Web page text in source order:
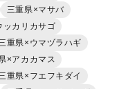
三重県×マサバ
ッカリカサゴ
重県×ウマヅラハギ
×アカカマス
重県×フエフキダイ